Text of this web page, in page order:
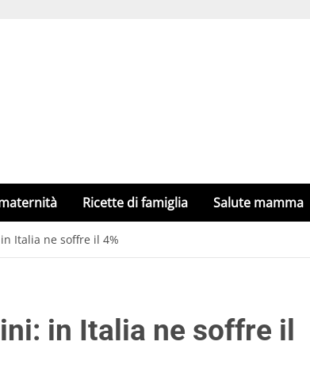
Ricette di famiglia Salute mamma
Italia ne soffre il 4%
in Italia ne soffre il